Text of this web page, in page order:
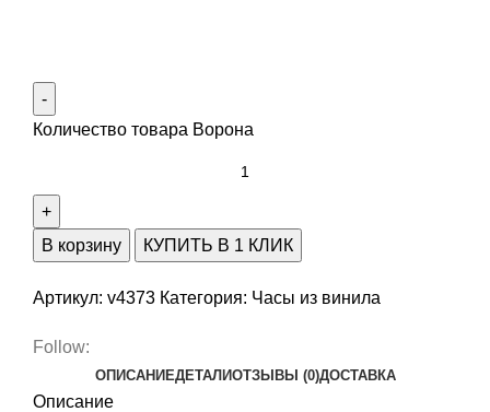
Количество товара Ворона
В корзину КУПИТЬ В 1 КЛИК
Артикул: v4373 Категория: Часы из винила
Follow:
ОПИСАНИЕДЕТАЛИОТЗЫВЫ (0)ДОСТАВКА
Описание